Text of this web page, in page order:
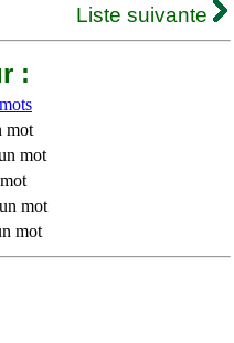
Liste suivante
:
mot
mot
mot
mot